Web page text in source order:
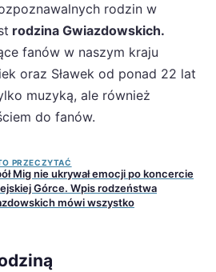
rodzin w
rodzina Gwiazdowskich.
fanów w naszym kraju
oraz Sławek od ponad 22 lat
muzyką, ale również
do fanów.
PRZECZYTAĆ
Mig nie ukrywał emocji po koncercie
Górce. Wpis rodzeństwa
mówi wszystko